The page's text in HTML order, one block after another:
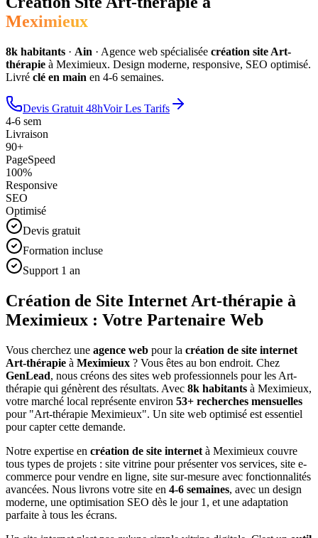
Meximieux
8k habitants · Ain · Agence web spécialisée création site Art-
thérapie à Meximieux. Design moderne, responsive, SEO optimisé.
Livré clé en main en 4-6 semaines.
Devis Gratuit 48hVoir Les Tarifs
4-6 sem
Livraison
90+
PageSpeed
100%
Responsive
SEO
Optimisé
Devis gratuit
Formation incluse
Support 1 an
Création de Site Internet Art-thérapie à
Meximieux : Votre Partenaire Web
Vous cherchez une agence web pour la création de site internet
Art-thérapie à Meximieux ? Vous êtes au bon endroit. Chez
GenLead, nous créons des sites web professionnels pour les Art-
thérapie qui génèrent des résultats. Avec 8k habitants à Meximieux,
votre marché local représente environ 53+ recherches mensuelles
pour "Art-thérapie Meximieux". Un site web optimisé est essentiel
pour capter cette demande.
Notre expertise en création de site internet à Meximieux couvre
tous types de projets : site vitrine pour présenter vos services, site e-
commerce pour vendre en ligne, site sur-mesure avec fonctionnalités
avancées. Nous livrons votre site en 4-6 semaines, avec un design
moderne, une optimisation SEO dès le jour 1, et une adaptation
parfaite à tous les écrans.